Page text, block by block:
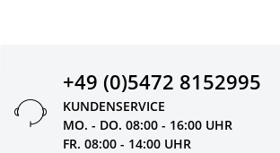
+49 (0)5472 8152995
KUNDENSERVICE
MO. - DO. 08:00 - 16:00 UHR
FR. 08:00 - 14:00 UHR